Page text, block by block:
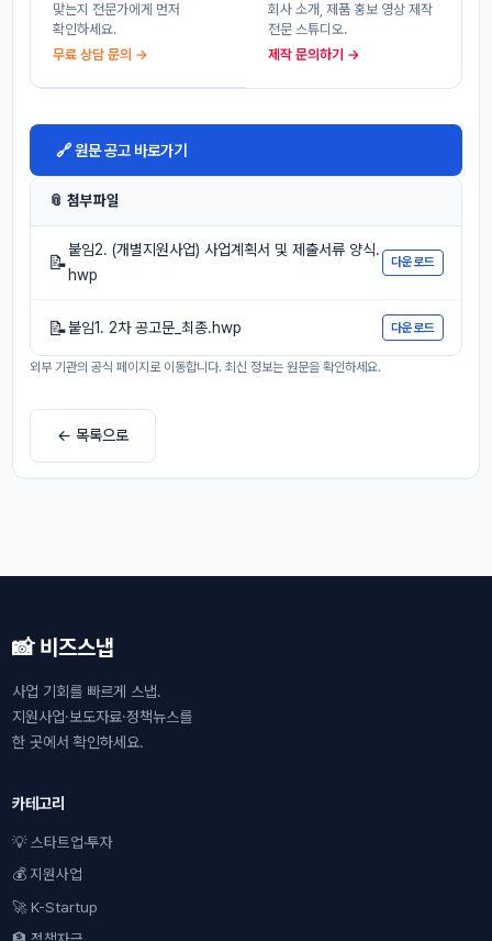
맞는지 전문가에게 먼저
확인하세요.
무료 상담 문의 →
회사 소개, 제품 홍보 영상 제작
전문 스튜디오.
제작 문의하기 →
🔗 원문 공고 바로가기
📎 첨부파일
📝
붙임2. (개별지원사업) 사업계획서 및 제출서류 양식.
hwp
다운로드
📝붙임1. 2차 공고문_최종.hwp 다운로드
외부 기관의 공식 페이지로 이동합니다. 최신 정보는 원문을 확인하세요.
← 목록으로
📸 비즈스냅
사업 기회를 빠르게 스냅.
지원사업·보도자료·정책뉴스를
한 곳에서 확인하세요.
카테고리
💡 스타트업·투자
💰 지원사업
🚀 K-Startup